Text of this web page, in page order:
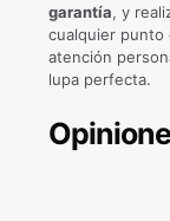
garantía, y
cualquier punto
atención
lupa perfecta.